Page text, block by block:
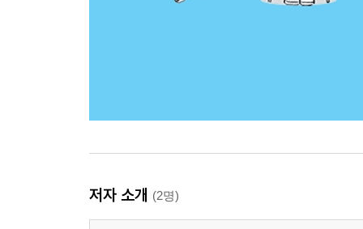
저자 소개 (2명)